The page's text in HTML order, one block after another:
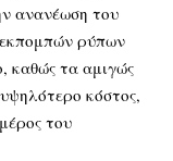
ανανέωση του
ρύπων
καθώς τα αμιγώς
κόστος,
του